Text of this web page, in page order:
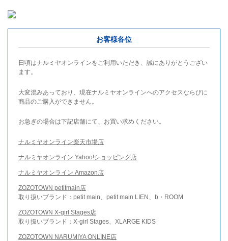
お客様各位
日頃はナルミヤオンラインをご利用いただき、誠にありがとうござい
ます。
大変混みあっており、現在ナルミヤオンラインへのアクセスならびに
商品のご購入ができません。
お急ぎの場合は下記店舗にて、お買い求めください。
ナルミヤオンライン楽天市場店
ナルミヤオンライン Yahoo!ショッピング店
ナルミヤオンライン Amazon店
ZOZOTOWN petitmain店
取り扱いブランド：petit main、petit main LIEN、b・ROOM
ZOZOTOWN X-girl Stages店
取り扱いブランド：X-girl Stages、XLARGE KIDS
ZOZOTOWN NARUMIYA ONLINE店